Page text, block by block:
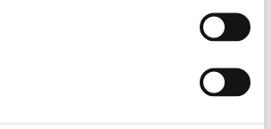
du välkommen att kontakta Sebastian